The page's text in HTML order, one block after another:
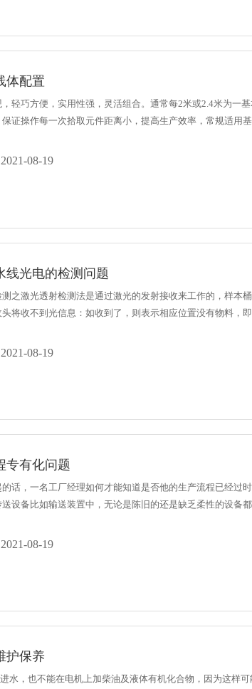
体配置
轻巧方便，实用性强，灵活组合。通常每2米或2.4米为一
证操作每一次拾取元件距离小，提高生产效率，常规适用
2021-08-19
线光电的检测问题
之激光透射检测法是通过激光的发射接收来工作的，样本
将收不到光信息：如收到了，则表示相应位置没有物料，
2021-08-19
专有化问题
话，一名工厂经理如何才能知道是否他的生产流程已经
设备比如输送装置中，无论是陈旧的还是缺乏柔性的设备
2021-08-19
护保养
水，也不能在电机上加柴油及液体有机化合物，因为这样